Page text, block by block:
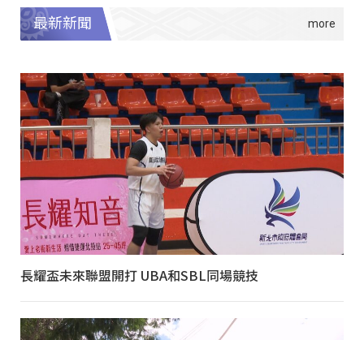
最新新聞
長耀盃未來聯盟開打 UBA和SBL同場競技